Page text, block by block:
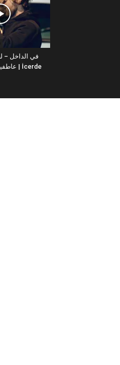
عاطفية بين ميرت و ايلام | İcerde